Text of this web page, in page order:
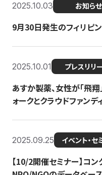
2025.10.03 お知らせ
9月30日発生のフィリピ
2025.10.01 プレスリリ
あすか製薬、女性が「飛
ォークとクラウドファン
2025.09.25 イベント・セ
【10/2開催セミナー】コ